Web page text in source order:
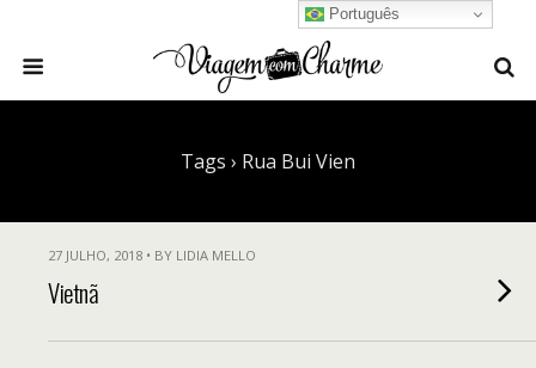
Tags › Rua Bui Vien
27 JULHO, 2018 • BY LIDIA MELLO
Vietnã
Português